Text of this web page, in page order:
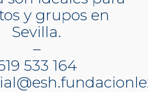
y grupos en
Sevilla.
–
533 164